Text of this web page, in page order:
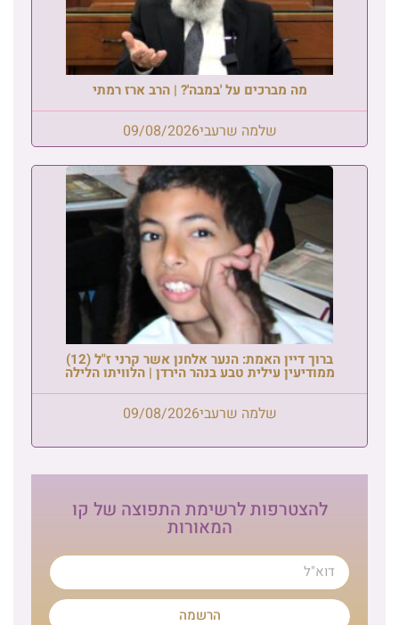
מה מברכים על 'במבה'? | הרב ארז רמתי
שלמה שרעבי09/08/2026
ברוך דיין האמת: הנער אלחנן אשר קרני ז"ל (12)
ממודיעין עילית טבע בנהר הירדן | הלוויתו הלילה
שלמה שרעבי09/08/2026
להצטרפות לרשימת התפוצה של קו
המאורות
הרשמה